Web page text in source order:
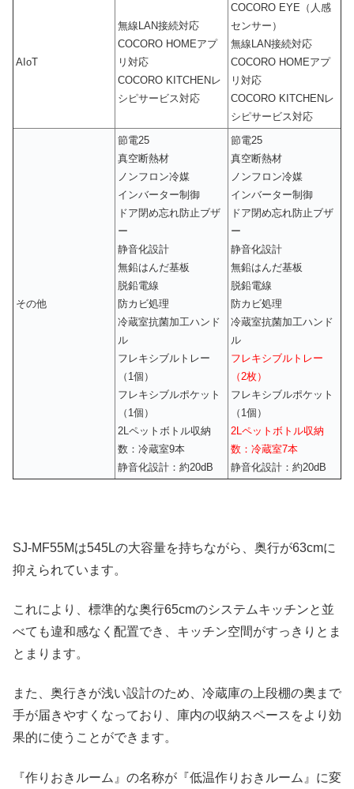
AIoT
無線LAN接続対応
COCORO HOMEアプ
リ対応
COCORO KITCHENレ
シピサービス対応
COCORO EYE（人感
センサー）
無線LAN接続対応
COCORO HOMEアプ
リ対応
COCORO KITCHENレ
シピサービス対応
その他
節電25
真空断熱材
ノンフロン冷媒
インバーター制御
ドア閉め忘れ防止ブザ
ー
静音化設計
無鉛はんだ基板
脱鉛電線
防カビ処理
冷蔵室抗菌加工ハンド
ル
フレキシブルトレー
（1個）
フレキシブルポケット
（1個）
2Lペットボトル収納
数：冷蔵室9本
静音化設計：約20dB
節電25
真空断熱材
ノンフロン冷媒
インバーター制御
ドア閉め忘れ防止ブザ
ー
静音化設計
無鉛はんだ基板
脱鉛電線
防カビ処理
冷蔵室抗菌加工ハンド
ル
フレキシブルトレー
（2枚）
フレキシブルポケット
（1個）
2Lペットボトル収納
数：冷蔵室7本
静音化設計：約20dB
SJ-MF55Mは545Lの大容量を持ちながら、奥行が63cmに
抑えられています。
これにより、標準的な奥行65cmのシステムキッチンと並
べても違和感なく配置でき、キッチン空間がすっきりとま
とまります。
また、奥行きが浅い設計のため、冷蔵庫の上段棚の奥まで
手が届きやすくなっており、庫内の収納スペースをより効
果的に使うことができます。
『作りおきルーム』の名称が『低温作りおきルーム』に変